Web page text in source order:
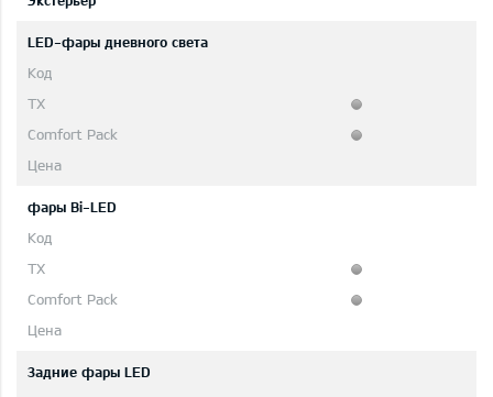
LED-фары дневного света
фары Bi-LED
Задние фары LED